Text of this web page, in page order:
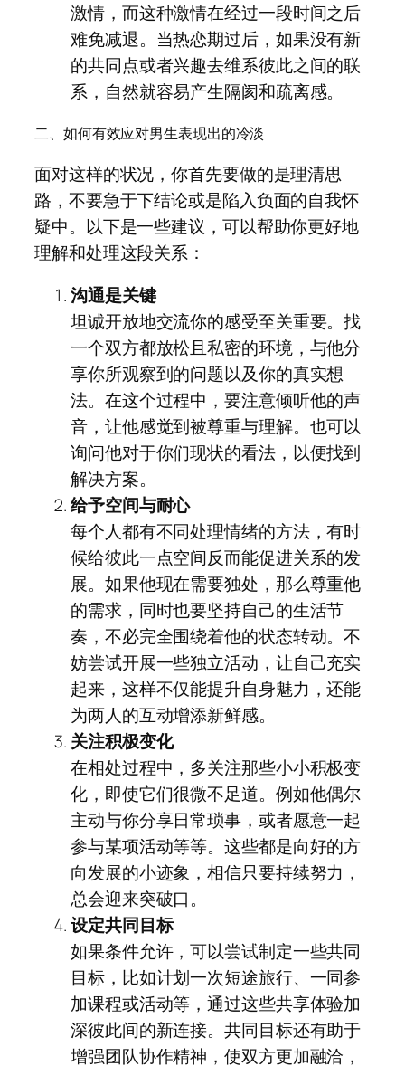
激情，而这种激情在经过一段时间之后
难免减退。当热恋期过后，如果没有新
的共同点或者兴趣去维系彼此之间的联
系，自然就容易产生隔阂和疏离感。
二、如何有效应对男生表现出的冷淡
面对这样的状况，你首先要做的是理清思
路，不要急于下结论或是陷入负面的自我怀
疑中。以下是一些建议，可以帮助你更好地
理解和处理这段关系：
沟通是关键
坦诚开放地交流你的感受至关重要。找
一个双方都放松且私密的环境，与他分
享你所观察到的问题以及你的真实想
法。在这个过程中，要注意倾听他的声
音，让他感觉到被尊重与理解。也可以
询问他对于你们现状的看法，以便找到
解决方案。
给予空间与耐心
每个人都有不同处理情绪的方法，有时
候给彼此一点空间反而能促进关系的发
展。如果他现在需要独处，那么尊重他
的需求，同时也要坚持自己的生活节
奏，不必完全围绕着他的状态转动。不
妨尝试开展一些独立活动，让自己充实
起来，这样不仅能提升自身魅力，还能
为两人的互动增添新鲜感。
关注积极变化
在相处过程中，多关注那些小小积极变
化，即使它们很微不足道。例如他偶尔
主动与你分享日常琐事，或者愿意一起
参与某项活动等等。这些都是向好的方
向发展的小迹象，相信只要持续努力，
总会迎来突破口。
设定共同目标
如果条件允许，可以尝试制定一些共同
目标，比如计划一次短途旅行、一同参
加课程或活动等，通过这些共享体验加
深彼此间的新连接。共同目标还有助于
增强团队协作精神，使双方更加融洽，